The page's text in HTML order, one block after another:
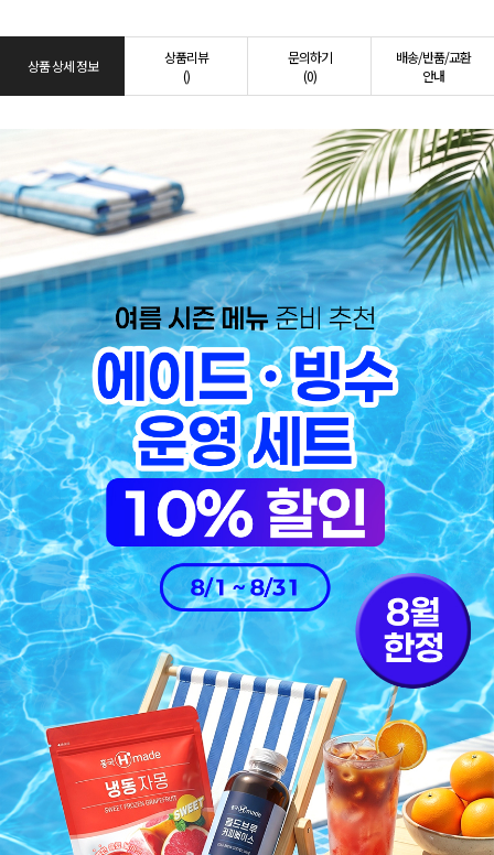
상품 상세 정보
상품리뷰
()
문의하기
(0)
배송/반품/교환
안내